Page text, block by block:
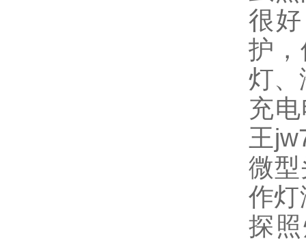
很
护
灯、
充
王
微
作
探